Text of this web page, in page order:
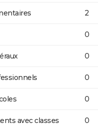
2
0
0
0
0
avec classes
0